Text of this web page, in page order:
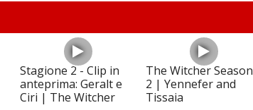
Stagione 2 - Clip in
anteprima: Geralt e
Ciri | The Witcher
The Witcher Season
2 | Yennefer and
Tissaia